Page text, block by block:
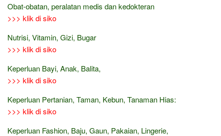
Obat-obatan, peralatan medis dan kedokteran
>>> klik di siko
Nutrisi, Vitamin, Gizi, Bugar
>>> klik di siko
Keperluan Bayi, Anak, Balita,
>>> klik di siko
Keperluan Pertanian, Taman, Kebun, Tanaman Hias:
>>> klik di siko
Keperluan Fashion, Baju, Gaun, Pakaian, Lingerie,